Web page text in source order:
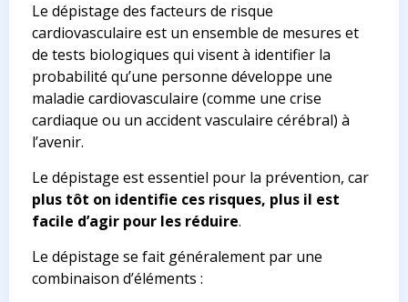
Le dépistage des facteurs de risque
cardiovasculaire est un ensemble de mesures et
de tests biologiques qui visent à identifier la
probabilité qu’une personne développe une
maladie cardiovasculaire (comme une crise
cardiaque ou un accident vasculaire cérébral) à
l’avenir.
Le dépistage est essentiel pour la prévention, car
plus tôt on identifie ces risques, plus il est
facile d’agir pour les réduire.
Le dépistage se fait généralement par une
combinaison d’éléments :